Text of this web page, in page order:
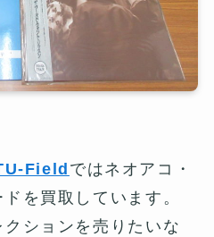
Field ではネオアコ・
を買取しています。
ションを売りたいな